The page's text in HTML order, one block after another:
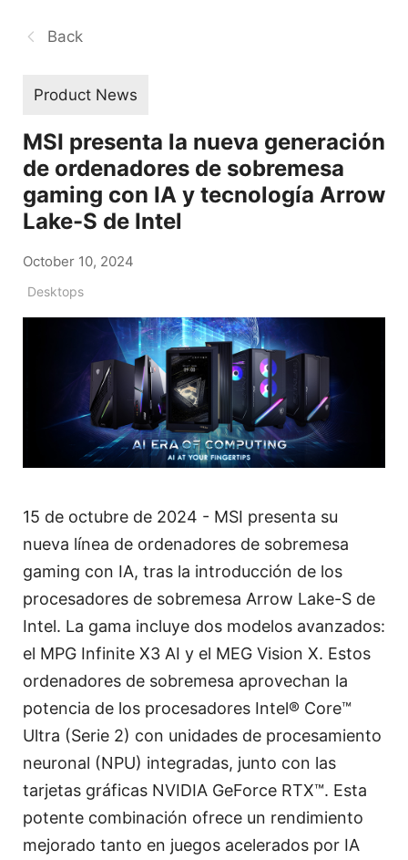
Back
Product News
MSI presenta la nueva generación
de ordenadores de sobremesa
gaming con IA y tecnología Arrow
Lake-S de Intel
October 10, 2024
Desktops
15 de octubre de 2024 - MSI presenta su
nueva línea de ordenadores de sobremesa
gaming con IA, tras la introducción de los
procesadores de sobremesa Arrow Lake-S de
Intel. La gama incluye dos modelos avanzados:
el MPG Infinite X3 AI y el MEG Vision X. Estos
ordenadores de sobremesa aprovechan la
potencia de los procesadores Intel® Core™
Ultra (Serie 2) con unidades de procesamiento
neuronal (NPU) integradas, junto con las
tarjetas gráficas NVIDIA GeForce RTX™. Esta
potente combinación ofrece un rendimiento
mejorado tanto en juegos acelerados por IA